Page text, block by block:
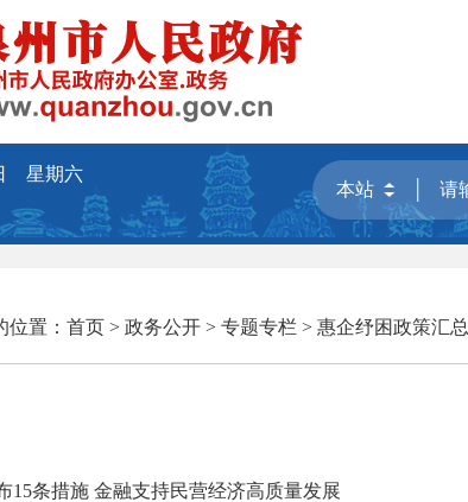
星期六
位置： 首页 > 政务公开 > 专题专栏 > 惠企纾困政策汇总
15条措施 金融支持民营经济高质量发展